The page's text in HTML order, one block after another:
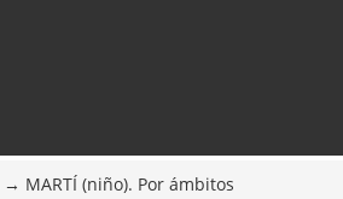
MARTÍ (niño). Por ámbitos